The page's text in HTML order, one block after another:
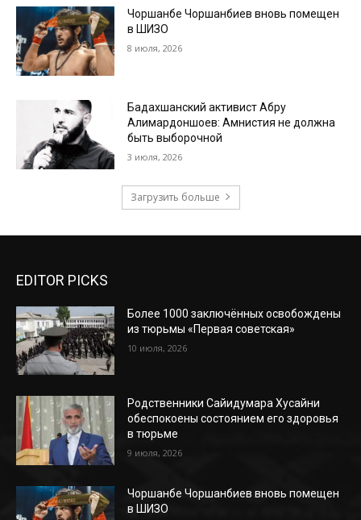
Чоршанбе Чоршанбиев вновь помещен
в ШИЗО
8 июля, 2026
Бадахшанский активист Абру
Алимардоншоев: Амнистия не должна
быть выборочной
3 июля, 2026
Загрузить больше
EDITOR PICKS
Более 1000 заключённых освобождены
из тюрьмы «Первая советская»
10 июля, 2026
Родственники Сайидумара Хусайни
обеспокоены состоянием его здоровья
в тюрьме
9 июля, 2026
Чоршанбе Чоршанбиев вновь помещен
в ШИЗО